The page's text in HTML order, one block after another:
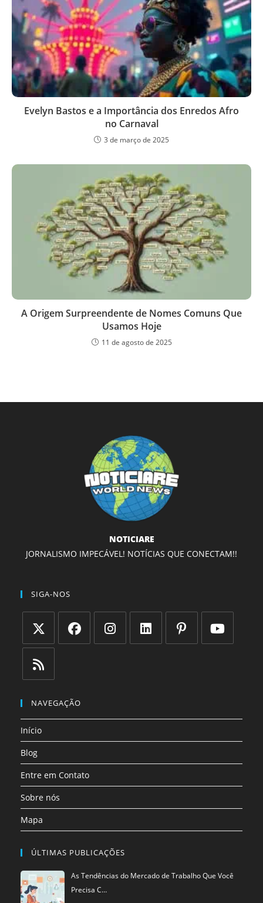
Evelyn Bastos e a Importância dos Enredos Afro
no Carnaval
3 de março de 2025
A Origem Surpreendente de Nomes Comuns Que
Usamos Hoje
11 de agosto de 2025
NOTICIARE
JORNALISMO IMPECÁVEL! NOTÍCIAS QUE CONECTAM!!
SIGA-NOS
Abre
em
uma
aba
aba
em
uma
nova
aba
NAVEGAÇÃO
Início
Blog
Entre em Contato
Sobre nós
Mapa
ÚLTIMAS PUBLICAÇÕES
As Tendências do Mercado de Trabalho Que Você
Precisa C…